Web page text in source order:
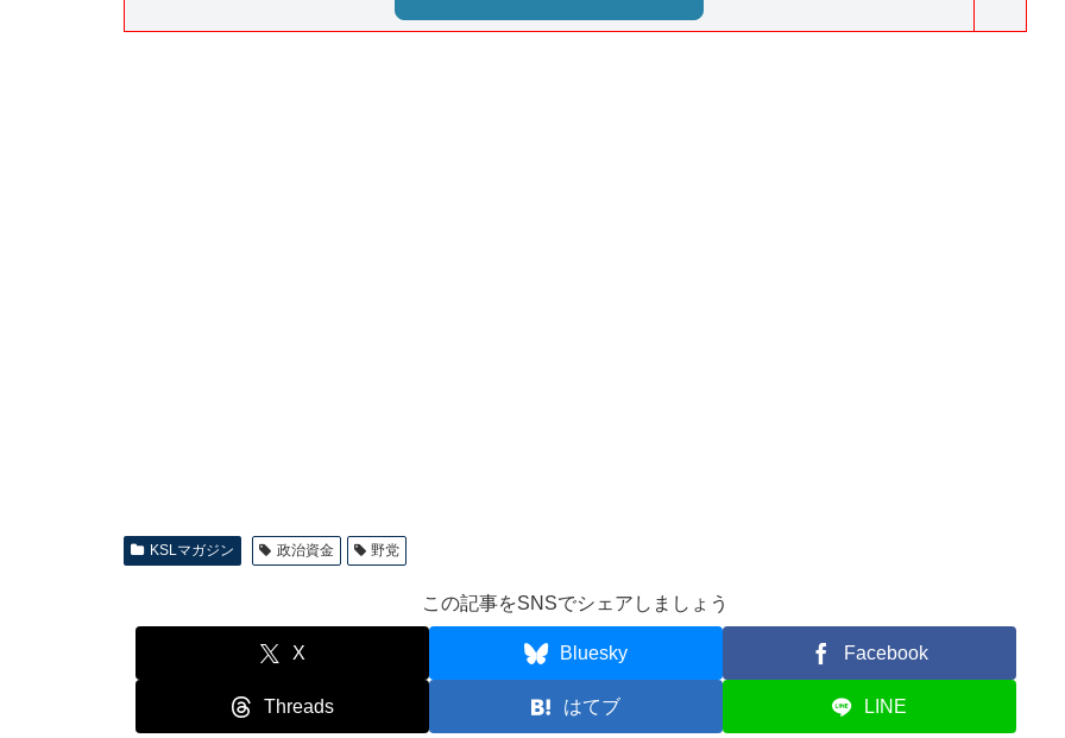
KSLマガジン 政治資金 野党
この記事をSNSでシェアしましょう
X Bluesky Facebook
Threads はてブ LINE